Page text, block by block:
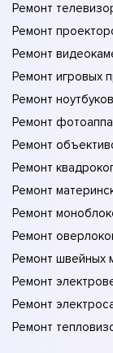
Ремонт
Ремонт
Ремонт
Ремонт игровых
Ремонт ноутбуков
Ремонт
Ремонт
Ремонт
Ремонт
Ремонт
Ремонт
Ремонт швейных
Ремонт
Ремонт
Ремонт